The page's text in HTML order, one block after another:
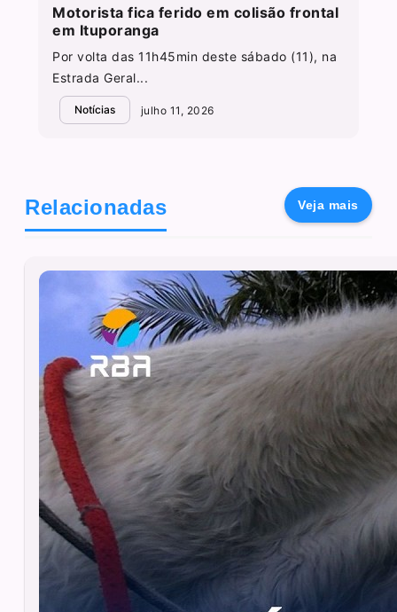
Motorista fica ferido em colisão frontal
em Ituporanga
Por volta das 11h45min deste sábado (11), na
Estrada Geral...
Notícias julho 11, 2026
Relacionadas Veja mais